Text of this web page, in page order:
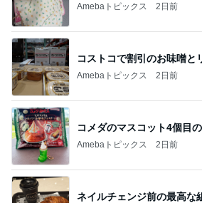
Amebaトピックス 2日前
コストコで割引のお味噌と
Amebaトピックス 2日前
コメダのマスコット4個目
Amebaトピックス 2日前
ネイルチェンジ前の最高な